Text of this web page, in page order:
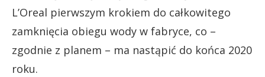
L’Oreal pierwszym krokiem do całkowitego
zamknięcia obiegu wody w fabryce, co –
zgodnie z planem – ma nastąpić do końca 2020
roku.